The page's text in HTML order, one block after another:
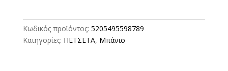
NEF-
Κωδικός προϊόντος: 5205495598789
Κατηγορίες: ΠΕΤΣΕΤΑ, Μπάνιο